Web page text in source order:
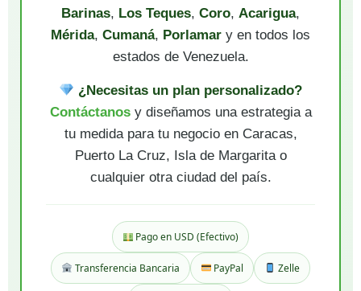
Barinas, Los Teques, Coro, Acarigua,
Mérida, Cumaná, Porlamar y en todos los
estados de Venezuela.
¿Necesitas un plan personalizado?
Contáctanosy diseñamos una estrategia a
tu medida para tu negocio en Caracas,
Puerto La Cruz, Isla de Margarita o
cualquier otra ciudad del país.
Pago en USD (Efectivo)
Transferencia Bancaria PayPal Zelle